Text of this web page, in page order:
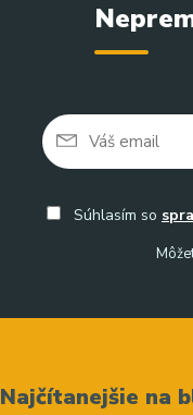
Súhlasím so
Najčítanejšie na